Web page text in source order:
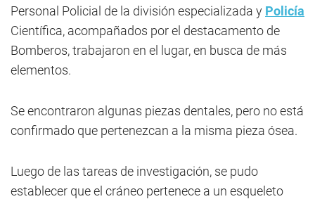
Personal Policial de la división especializada y Policía
Científica, acompañados por el destacamento de
Bomberos, trabajaron en el lugar, en busca de más
elementos.
Se encontraron algunas piezas dentales, pero no está
confirmado que pertenezcan a la misma pieza ósea.
Luego de las tareas de investigación, se pudo
establecer que el cráneo pertenece a un esqueleto